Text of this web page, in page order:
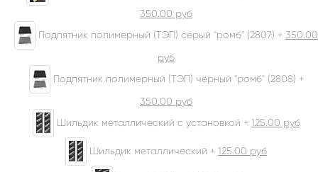
350.00 руб
Подпятник полимерный (ТЭП) серый "ромб" (2807) + 350.00
руб
Подпятник полимерный (ТЭП) чёрный "ромб" (2808) +
350.00 руб
Шильдик металлический с установкой + 125.00 руб
Шильдик металлический + 125.00 руб